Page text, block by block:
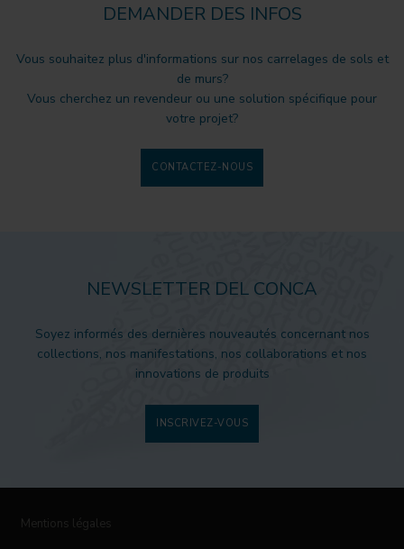
DEMANDER DES INFOS
Vous souhaitez plus d'informations sur nos carrelages de sols et
de murs?
Vous cherchez un revendeur ou une solution spécifique pour
votre projet?
CONTACTEZ-NOUS
NEWSLETTER DEL CONCA
Soyez informés des dernières nouveautés concernant nos
collections, nos manifestations, nos collaborations et nos
innovations de produits
INSCRIVEZ-VOUS
Mentions légales